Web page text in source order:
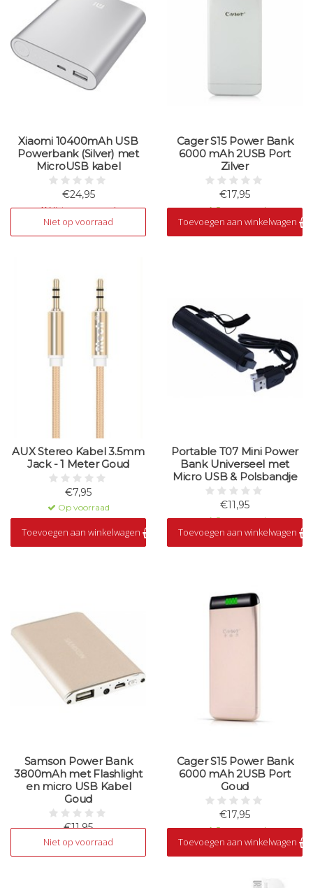
Xiaomi 10400mAh USB
Powerbank (Silver) met
MicroUSB kabel
€24,95
Niet op voorraad
Niet op voorraad
Cager S15 Power Bank
6000 mAh 2USB Port
Zilver
€17,95
Op voorraad
Toevoegen aan winkelwagen
AUX Stereo Kabel 3.5mm
Jack - 1 Meter Goud
€7,95
Op voorraad
Toevoegen aan winkelwagen
Portable T07 Mini Power
Bank Universeel met
Micro USB & Polsbandje
€11,95
Op voorraad
Toevoegen aan winkelwagen
Samson Power Bank
3800mAh met Flashlight
en micro USB Kabel
Goud
€11,95
Niet op voorraad
Niet op voorraad
Cager S15 Power Bank
6000 mAh 2USB Port
Goud
€17,95
Op voorraad
Toevoegen aan winkelwagen